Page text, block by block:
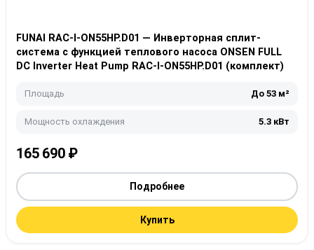
FUNAI RAC-I-ON55HP.D01 — Инверторная сплит-
система с функцией теплового насоса ONSEN FULL
DC Inverter Heat Pump RAC-I-ON55HP.D01 (комплект)
Площадь До 53 м²
Мощность охлаждения 5.3 кВт
165 690 ₽
Подробнее
Купить